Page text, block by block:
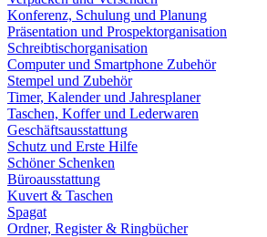
Konferenz, Schulung und Planung
Präsentation und Prospektorganisation
Schreibtischorganisation
Computer und Smartphone Zubehör
Stempel und Zubehör
Timer, Kalender und Jahresplaner
Taschen, Koffer und Lederwaren
Geschäftsausstattung
Schutz und Erste Hilfe
Schöner Schenken
Büroausstattung
Kuvert & Taschen
Spagat
Ordner, Register & Ringbücher